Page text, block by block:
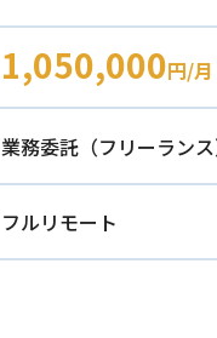
1,050,000円/月
業務委託（フリーランス
フルリモート